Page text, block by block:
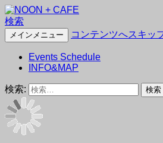
NOON + CAFE
検索
メインメニュー コンテンツへスキッ
Events Schedule
INFO&MAP
検索: